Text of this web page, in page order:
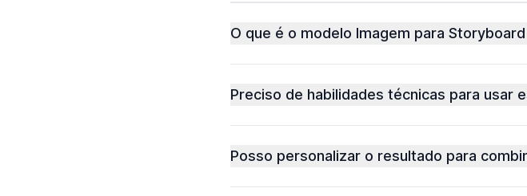
O que é o modelo Imagem para
Preciso de habilidades técnicas para usar
Posso personalizar o resultado para